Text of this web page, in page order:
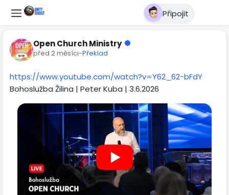
Připojit
Open Church Ministry
před 2 měsíci-Překlad
https://www.youtube.com/watch?v=Y62_62-bFdY
Bohoslužba Žilina | Peter Kuba | 3.6.2026